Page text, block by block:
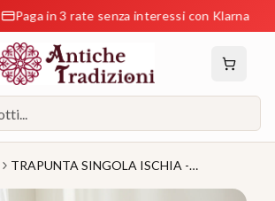
in 3 rate senza interessi con Klarna
TRAPUNTA SINGOLA ISCHIA -